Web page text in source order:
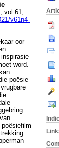
vol.61,
v61n4-
oor
word.
poësie